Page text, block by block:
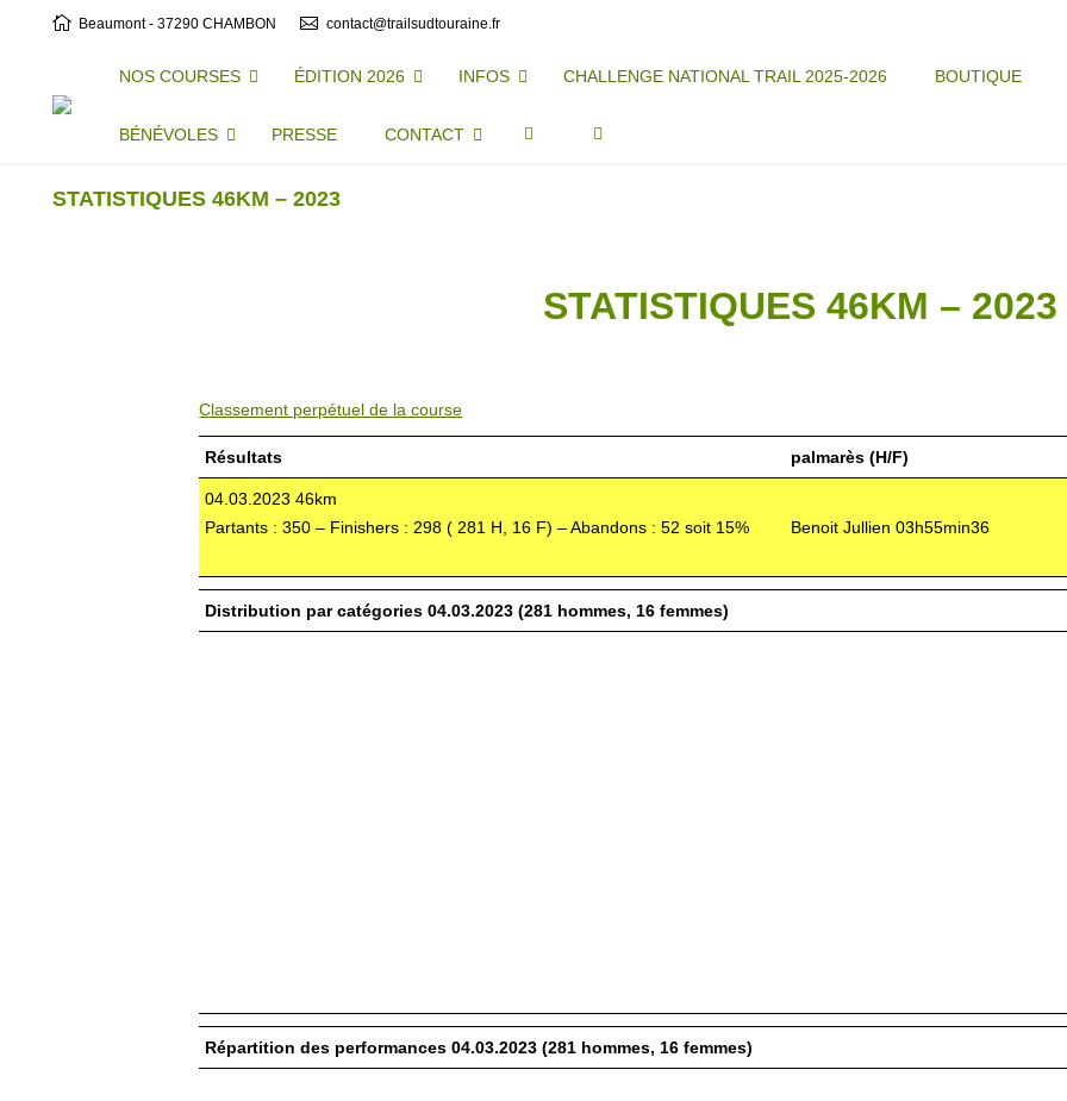
Beaumont - 37290 CHAMBON contact@trailsudtouraine.fr
NOS COURSES ÉDITION 2026 INFOS CHALLENGE NATIONAL TRAIL 2025-2026 BOUTIQUE
BÉNÉVOLES PRESSE CONTACT
STATISTIQUES 46KM – 2023
STATISTIQUES 46KM – 2023
Classement perpétuel de la course
Résultats palmarès (H/F)
04.03.2023 46km
Partants : 350 – Finishers : 298 ( 281 H, 16 F) – Abandons : 52 soit 15%
Benoit Jullien 03h55min36
Distribution par catégories 04.03.2023 (281 hommes, 16 femmes)
Répartition des performances 04.03.2023 (281 hommes, 16 femmes)